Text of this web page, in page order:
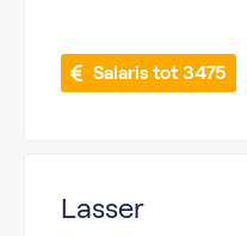
Salaris tot 3475
Lasser